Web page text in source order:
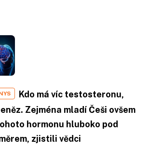
Kdo má víc testosteronu,
Zejména mladí Češi ovšem
hormonu hluboko pod
zjistili vědci